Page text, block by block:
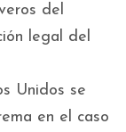
del
legal del
Unidos se
en el caso